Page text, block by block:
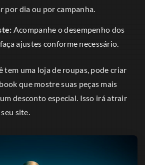
por dia ou por campanha.
Acompanhe o desempenho dos
ajustes conforme necessário.
tem uma loja de roupas, pode criar
que mostre suas peças mais
desconto especial. Isso irá atrair
site.